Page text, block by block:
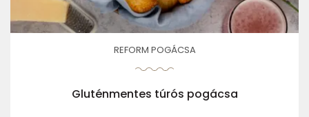
REFORM POGÁCSA
Gluténmentes túrós pogácsa